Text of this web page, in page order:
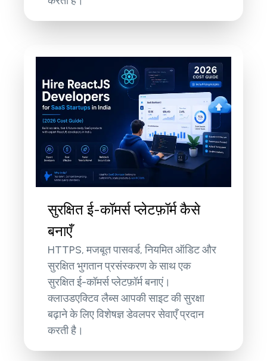
सुरक्षित ई-कॉमर्स प्लेटफ़ॉर्म कैसे
बनाएँ
HTTPS, मजबूत पासवर्ड, नियमित ऑडिट और
सुरक्षित भुगतान प्रसंस्करण के साथ एक
सुरक्षित ई-कॉमर्स प्लेटफ़ॉर्म बनाएं।
क्लाउडएक्टिव लैब्स आपकी साइट की सुरक्षा
बढ़ाने के लिए विशेषज्ञ डेवलपर सेवाएँ प्रदान
करती है।